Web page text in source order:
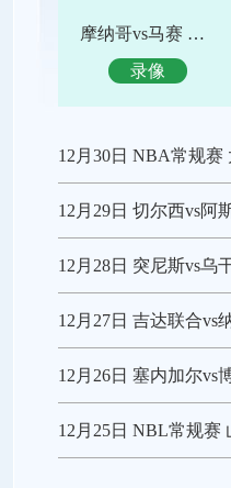
摩纳哥vs马赛 全场录像回放
录像
12月30日 NBA常规赛 太阳
12月29日 切尔西vs阿
12月28日 突尼斯vs乌
12月27日 吉达联合vs纳
12月26日 塞内加尔vs博茨
12月25日 NBL常规赛 山东蜜獾